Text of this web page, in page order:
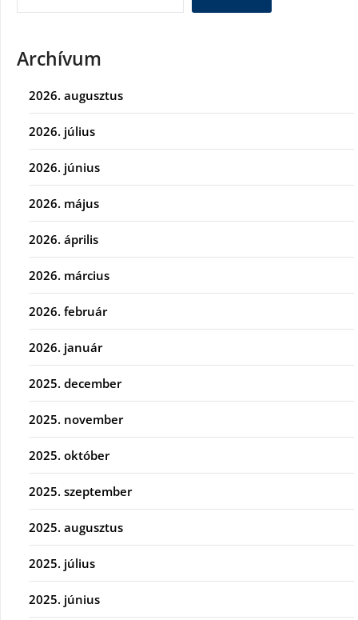
Archívum
2026. augusztus
2026. július
2026. június
2026. május
2026. április
2026. március
2026. február
2026. január
2025. december
2025. november
2025. október
2025. szeptember
2025. augusztus
2025. július
2025. június